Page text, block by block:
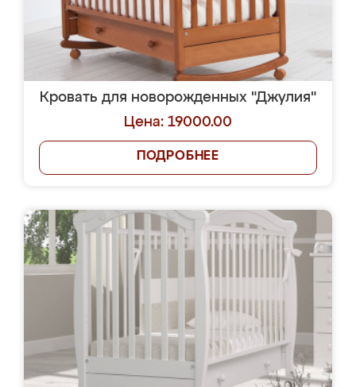
Кровать для новорожденных "Джулия"
Цена: 19000.00
ПОДРОБНЕЕ